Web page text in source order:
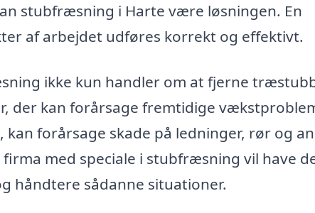
stubfræsning i Harte være løsningen. En
af arbejdet udføres korrekt og effektivt.
ikke kun handler om at fjerne
der kan forårsage fremtidige
forårsage skade på ledninger, rør og
med speciale i stubfræsning vil have
håndtere sådanne situationer.